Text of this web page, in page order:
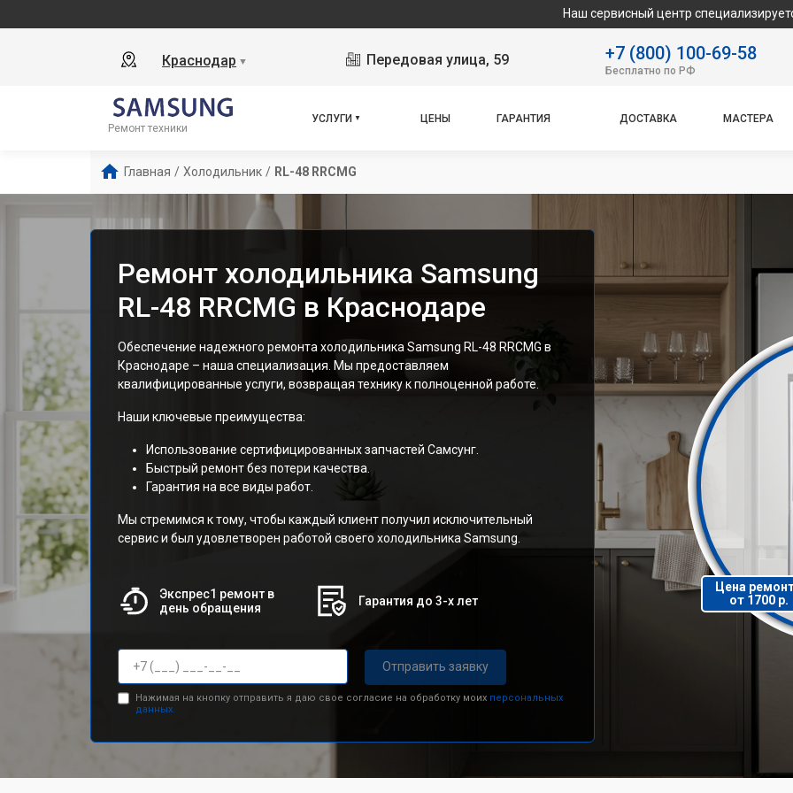
Наш сервисный центр специализируется на
Краснодар ▼ Передовая улица, 59 +7 (800) 100-69-58
Бесплатно по РФ
Ремонт техники
УСЛУГИ ЦЕНЫ ГАРАНТИЯ ДОСТАВКА МАСТЕРА
Главная / Холодильник / RL-48 RRCMG
Ремонт холодильника Samsung
RL-48 RRCMG в Краснодаре
Обеспечение надежного ремонта холодильника Samsung RL-48 RRCMG в
Краснодаре – наша специализация. Мы предоставляем
квалифицированные услуги, возвращая технику к полноценной работе.
Наши ключевые преимущества:
Использование сертифицированных запчастей Самсунг.
Быстрый ремонт без потери качества.
Гарантия на все виды работ.
Мы стремимся к тому, чтобы каждый клиент получил исключительный
сервис и был удовлетворен работой своего холодильника Samsung.
Экспрес1 ремонт в
день обращения
Гарантия до 3-х лет
Отправить заявку
Нажимая на кнопку отправить я даю свое согласие на обработку моих персональных
данных.
Цена
от 1700 р.